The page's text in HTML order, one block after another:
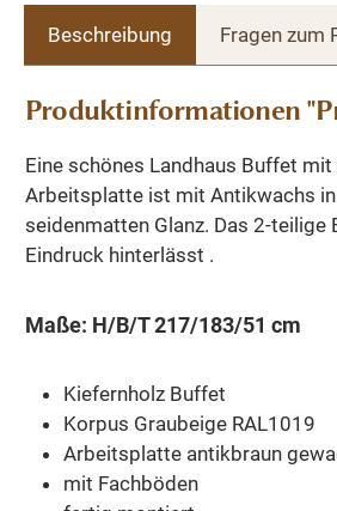
Beschreibung Fragen zum
Produktinformationen
Eine schönes Landhaus Buffet
Arbeitsplatte ist mit Antikwachs
seidenmatten Glanz. Das 2-
Eindruck hinterlässt .
Maße: H/B/T 217/183/51 cm
Kiefernholz Buffet
Korpus Graubeige RAL1019
Arbeitsplatte antikbraun
mit Fachböden